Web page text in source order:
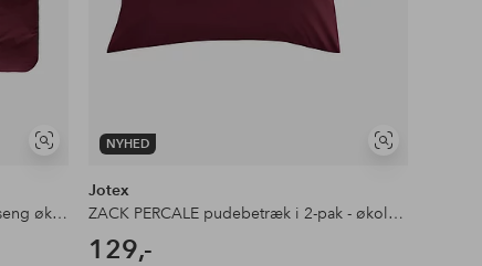
Se
ZACK PERCALE sengesæt Dobbeltseng økologisk
NYHED
Se
Jotex
ZACK PERCALE pudebetræk i 2-pak - økologisk
129,-